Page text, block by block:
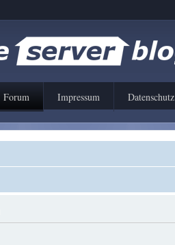
Forum Impressum Datenschutz